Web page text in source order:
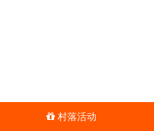
村落活动